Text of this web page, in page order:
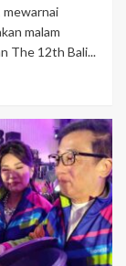
mewarnai
malam
The 12th Bali...